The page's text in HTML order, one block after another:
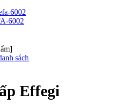
6002
sách
Effegi